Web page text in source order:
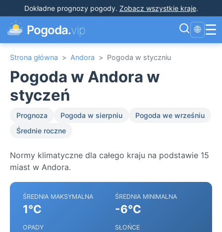
Dokładne prognozy pogody. Zobacz wszystkie kraje.
Pogoda.vip 🌐 ☰
Strona główna > Andora > Pogoda w styczniu
Pogoda w Andora w
styczeń
Prognoza Pogoda w sierpniu
Pogoda we wrześniu
Średnie roczne
Normy klimatyczne dla całego kraju na podstawie 15
miast w Andora.
ŚREDNIA MAKSYMALNA
1°C
ŚREDNIA MINIMALNA
-6°C
OPADY SŁOŃCE